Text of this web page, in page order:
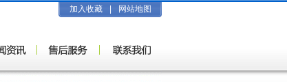
加入收藏 网站地图